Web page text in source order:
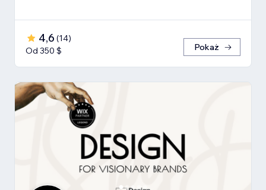
4,6 (14)
Od 350 $
Pokaż